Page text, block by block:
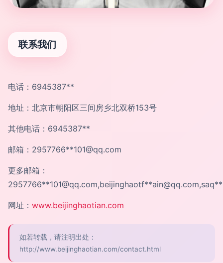
联系我们
电话：6945387**
地址：北京市朝阳区三间房乡北双桥153号
其他电话：6945387**
邮箱：2957766**101@qq.com
更多邮箱：
2957766**101@qq.com,beijinghaotf**ain@qq.com,saq**
网址： www.beijinghaotian.com
如若转载，请注明出处：
http://www.beijinghaotian.com/contact.html